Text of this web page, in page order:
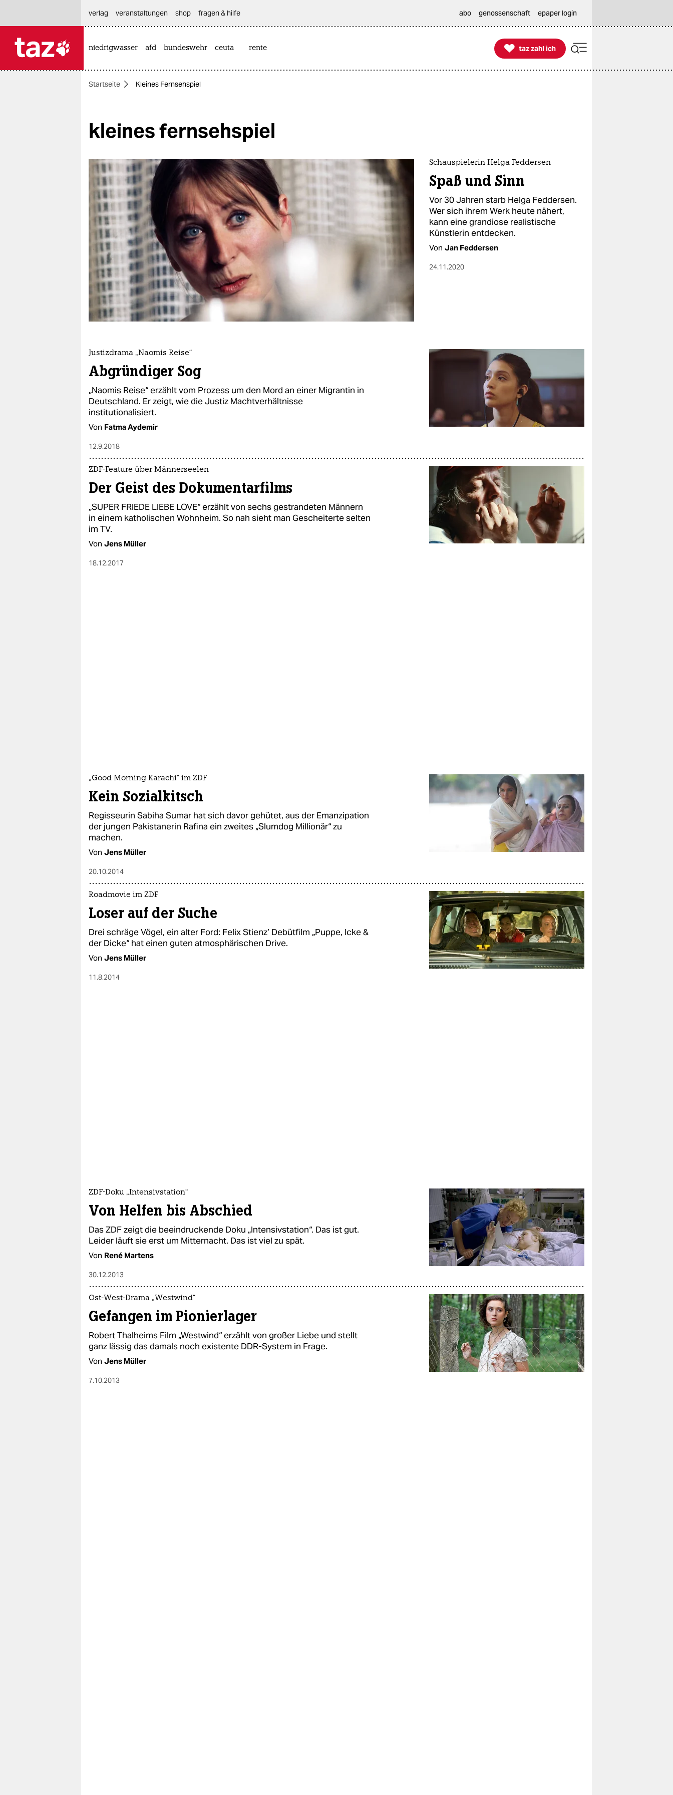
themen
öko
gesellschaft
kultur
sport
berlin
nord
wahrheit
verlag
verlag
shop
fragen & hilfe
unterstützen
abo
genossenschaft
epaper login
verlag
veranstaltungen shop fragen & hilfe abo genossenschaft epaper login
niedrigwasser afd bundeswehr ceuta rente 
taz zahl ich
taz zahl ich
Startseite Kleines Fernsehspiel
kleines fernsehspiel
Schauspielerin Helga Feddersen
Spaß und Sinn
Vor 30 Jahren starb Helga Feddersen.
Wer sich ihrem Werk heute nähert,
kann eine grandiose realistische
Künstlerin entdecken.
Von Jan Feddersen
24.11.2020
Justizdrama „Naomis Reise“
Abgründiger Sog
„Naomis Reise“ erzählt vom Prozess um den Mord an einer Migrantin in
Deutschland. Er zeigt, wie die Justiz Machtverhältnisse
institutionalisiert.
Von Fatma Aydemir
12.9.2018
ZDF-Feature über Männerseelen
Der Geist des Dokumentarfilms
„SUPER FRIEDE LIEBE LOVE“ erzählt von sechs gestrandeten Männern
in einem katholischen Wohnheim. So nah sieht man Gescheiterte selten
im TV.
Von Jens Müller
18.12.2017
„Good Morning Karachi“ im ZDF
Kein Sozialkitsch
Regisseurin Sabiha Sumar hat sich davor gehütet, aus der Emanzipation
der jungen Pakistanerin Rafina ein zweites „Slumdog Millionär“ zu
machen.
Von Jens Müller
20.10.2014
Roadmovie im ZDF
Loser auf der Suche
Drei schräge Vögel, ein alter Ford: Felix Stienz’ Debütfilm „Puppe, Icke &
der Dicke“ hat einen guten atmosphärischen Drive.
Von Jens Müller
11.8.2014
ZDF-Doku „Intensivstation“
Von Helfen bis Abschied
Das ZDF zeigt die beeindruckende Doku „Intensivstation“. Das ist gut.
Leider läuft sie erst um Mitternacht. Das ist viel zu spät.
Von René Martens
30.12.2013
Ost-West-Drama „Westwind“
Gefangen im Pionierlager
Robert Thalheims Film „Westwind“ erzählt von großer Liebe und stellt
ganz lässig das damals noch existente DDR-System in Frage.
Von Jens Müller
7.10.2013